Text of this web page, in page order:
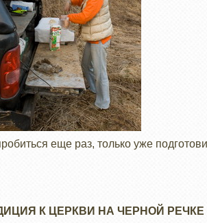
еще раз, только уже
К ЦЕРКВИ НА ЧЕРНОЙ РЕЧКЕ